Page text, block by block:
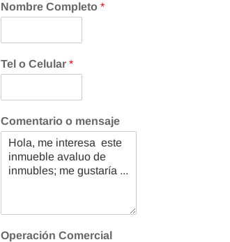
Nombre Completo*
Tel o Celular*
Comentario o mensaje
Operación Comercial